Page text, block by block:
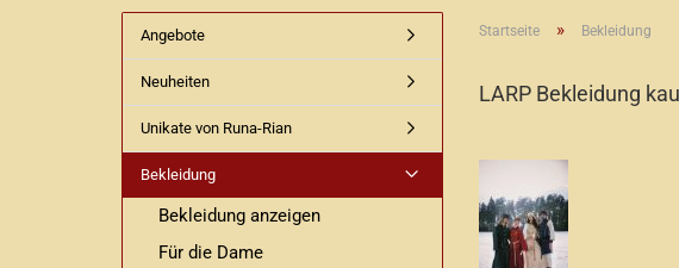
Startseite » Bekleidung
LARP Bekleidung
Angebote
Neuheiten
Unikate von Runa-Rian
Bekleidung
Bekleidung anzeigen
Für die Dame